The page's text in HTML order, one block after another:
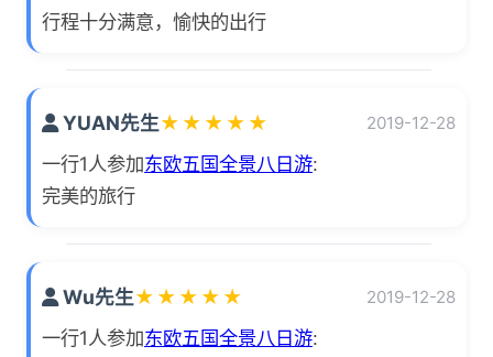
行程十分满意，愉快的出行
YUAN先生★ ★ ★ ★ ★ 2019-12-28
一行1人参加东欧五国全景八日游:
完美的旅行
Wu先生★ ★ ★ ★ ★ 2019-12-28
一行1人参加东欧五国全景八日游: